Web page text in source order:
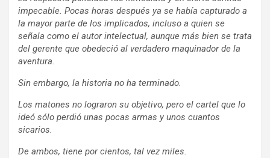
impecable. Pocas horas después ya se había capturado a
la mayor parte de los implicados, incluso a quien se
señala como el autor intelectual, aunque más bien se trata
del gerente que obedeció al verdadero maquinador de la
aventura.
Sin embargo, la historia no ha terminado.
Los matones no lograron su objetivo, pero el cartel que lo
ideó sólo perdió unas pocas armas y unos cuantos
sicarios.
De ambos, tiene por cientos, tal vez miles.